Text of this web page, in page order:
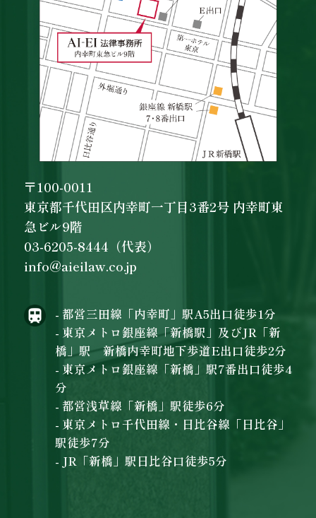
〒100-0011
東京都千代田区内幸町一丁目3番2号 内幸町東
急ビル9階
03-6205-8444（代表）
info@aieilaw.co.jp
- 都営三田線「内幸町」駅A5出口徒歩1分
- 東京メトロ銀座線「新橋駅」及びJR「新
橋」駅 新橋内幸町地下歩道E出口徒歩2分
- 東京メトロ銀座線「新橋」駅7番出口徒歩4
分
- 都営浅草線「新橋」駅徒歩6分
- 東京メトロ千代田線・日比谷線「日比谷」
駅徒歩7分
- JR「新橋」駅日比谷口徒歩5分